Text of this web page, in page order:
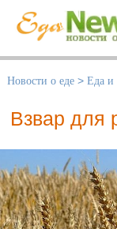
Новости о еде > Еда и
Взвар для